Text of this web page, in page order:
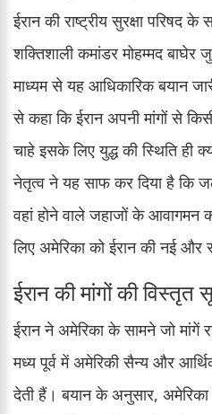
ईरान की राष्ट्रीय सुरक्षा परिषद
शक्तिशाली कमांडर मोहम्मद
माध्यम से यह आधिकारिक बयान
से कहा कि ईरान अपनी मांगों से
चाहे इसके लिए युद्ध की स्थिति ही
नेतृत्व ने यह साफ कर दिया है कि
वहां होने वाले जहाजों के आवागमन
लिए अमेरिका को ईरान की नई और
ईरान की मांगों की विस्तृत
ईरान ने अमेरिका के सामने जो मांगें
मध्य पूर्व में अमेरिकी सैन्य और
देती हैं। बयान के अनुसार, अमेरिका